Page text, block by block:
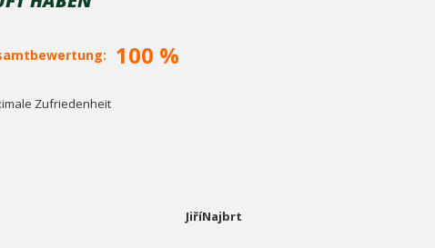
100 %
Zufriedenheit
JiříNajbrt